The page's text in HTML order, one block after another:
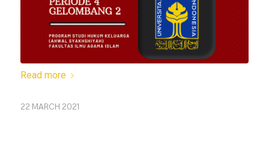
Read more
22 MARCH 2021